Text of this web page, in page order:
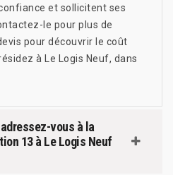
et sollicitent ses
le pour plus de
pour découvrir le coût
à Le Logis Neuf, dans
vous à la
13 à Le Logis Neuf